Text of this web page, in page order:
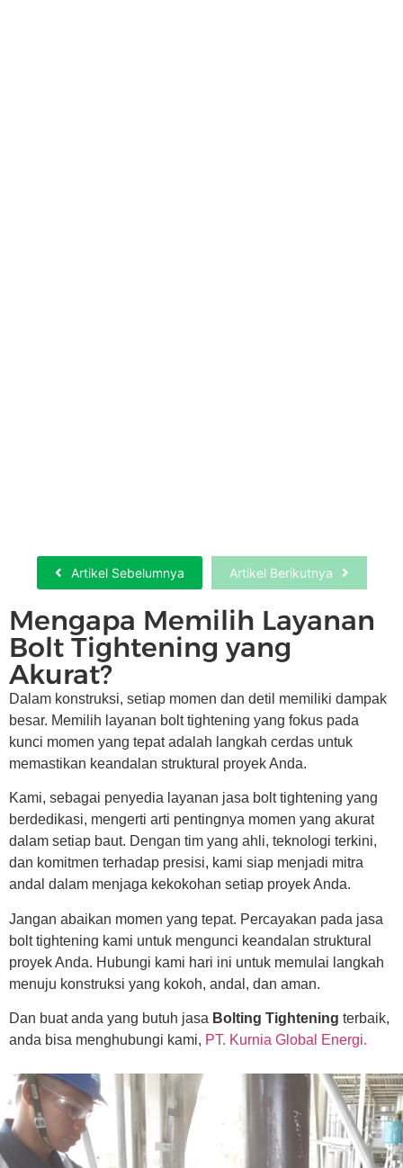
Artikel Sebelumnya Artikel Berikutnya
Mengapa Memilih Layanan
Bolt Tightening yang
Akurat?
Dalam konstruksi, setiap momen dan detil memiliki dampak
besar. Memilih layanan bolt tightening yang fokus pada
kunci momen yang tepat adalah langkah cerdas untuk
memastikan keandalan struktural proyek Anda.
Kami, sebagai penyedia layanan jasa bolt tightening yang
berdedikasi, mengerti arti pentingnya momen yang akurat
dalam setiap baut. Dengan tim yang ahli, teknologi terkini,
dan komitmen terhadap presisi, kami siap menjadi mitra
andal dalam menjaga kekokohan setiap proyek Anda.
Jangan abaikan momen yang tepat. Percayakan pada jasa
bolt tightening kami untuk mengunci keandalan struktural
proyek Anda. Hubungi kami hari ini untuk memulai langkah
menuju konstruksi yang kokoh, andal, dan aman.
Dan buat anda yang butuh jasa Bolting Tightening terbaik,
anda bisa menghubungi kami, PT. Kurnia Global Energi.